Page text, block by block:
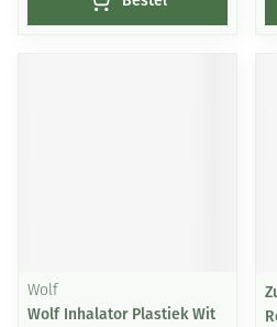
Wolf
Wolf Inhalator Plastiek Wit